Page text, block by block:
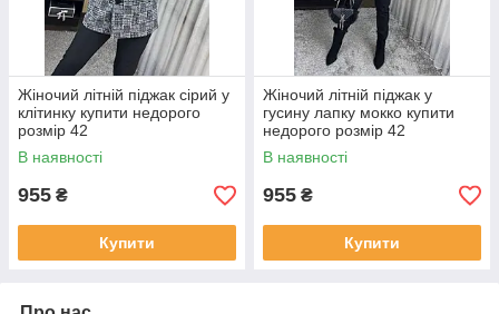
Жіночий літній піджак сірий у
клітинку купити недорого
розмір 42
В наявності
955 ₴
Купити
Жіночий літній піджак у
гусину лапку мокко купити
недорого розмір 42
В наявності
955 ₴
Купити